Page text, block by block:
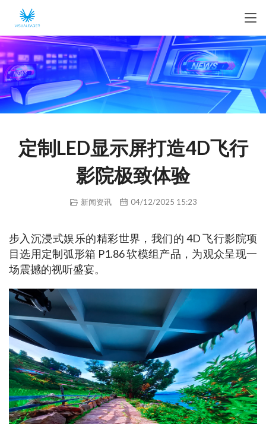
定制LED显示屏打造4D飞行
影院极致体验
新闻资讯 04/12/2025 15:23
步入沉浸式娱乐的精彩世界，我们的 4D 飞行影院项
目选用定制弧形箱 P1.86 软模组产品，为观众呈现一
场震撼的视听盛宴。​